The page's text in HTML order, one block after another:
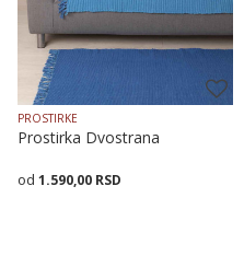
PROSTIRKE
Prostirka Dvostrana
1.590,00 RSD